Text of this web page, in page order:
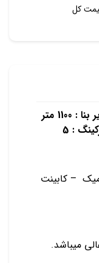
کل
– کابینت
میباشد.